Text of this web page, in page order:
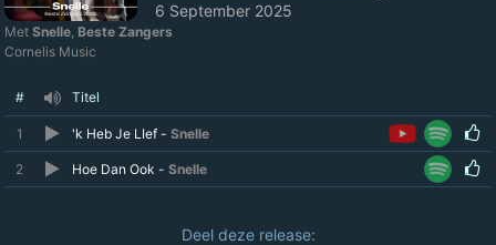
6 September 2025
Met Snelle, Beste Zangers
Cornelis Music
# Titel
1 'k Heb Je LIef - Snelle
2 Hoe Dan Ook - Snelle
Deel deze release: